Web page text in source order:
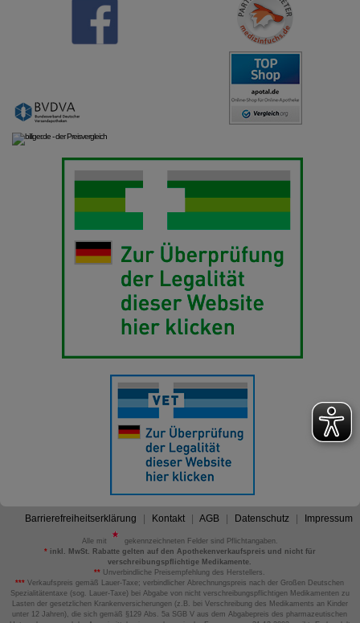
Barrierefreiheitserklärung Kontakt AGB Datenschutz Impressum
Alle mit
gekennzeichneten Felder sind Pflichtangaben.
*inkl. MwSt. Rabatte gelten auf den Apothekenverkaufspreis und nicht für
verschreibungspflichtige Medikamente.
** Unverbindliche Preisempfehlung des Herstellers.
*** Verkaufspreis gemäß Lauer-Taxe; verbindlicher Abrechnungspreis nach der Großen Deutschen
Spezialitätentaxe (sog. Lauer-Taxe) bei Abgabe von nicht verschreibungspflichtigen Medikamenten zu
Lasten der gesetzlichen Krankenversicherungen (z.B. bei Verschreibung des Medikaments an Kinder
unter 12 Jahren), die sich gemäß §129 Abs. 5a SGB V aus dem Abgabepreis des pharmazeutischen